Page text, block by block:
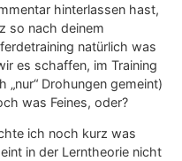
hinterlassen hast,
so nach deinem
natürlich was
es schaffen, im Training
Drohungen gemeint)
was Feines, oder?
ich noch kurz was
in der Lerntheorie nicht